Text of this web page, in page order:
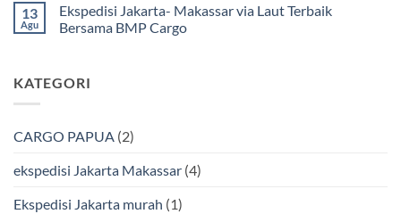
BMP
Cargo
Kapal
Laut
Via
Laut
Murah
Bmp
Cargo
komentar
pada
Ekspedisi
Laut
Bersama
&
13
Agu
Ekspedisi Jakarta- Makassar via Laut Terbaik
Bersama BMP Cargo
pada
Ekspedisi
Laut
BMP
KATEGORI
CARGO PAPUA (2)
ekspedisi Jakarta Makassar (4)
Ekspedisi Jakarta murah (1)